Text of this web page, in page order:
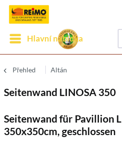
Hlavní nabídka
Přehled Altán
Seitenwand LINOSA 350
Seitenwand für Pavillion
350x350cm, geschlossen